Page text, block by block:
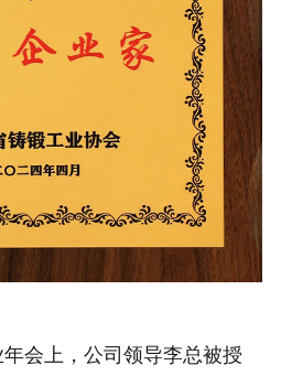
上，公司领导李总被授